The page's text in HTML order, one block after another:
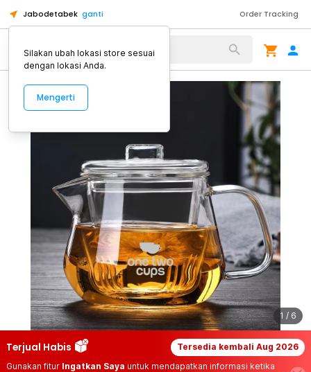
Jabodetabek ganti Order Tracking
Alat Kopi
1 / 6
Terjual Habis Tersedia kembali Aug 2026
Gunakan fitur Ingatkan Saya untuk mendapatkan informasi ketika
Silakan ubah lokasi store sesuai
dengan lokasi Anda.
Mengerti